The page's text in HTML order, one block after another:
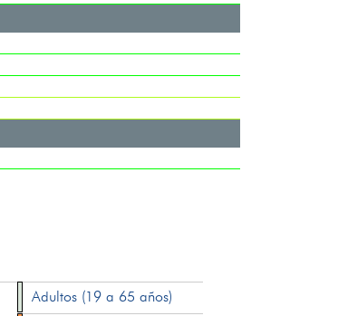
Adultos (19 a 65 años)